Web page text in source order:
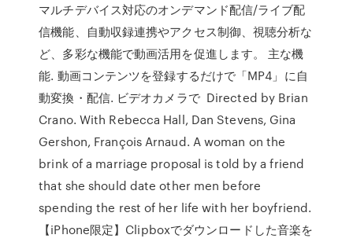
マルチデバイス対応のオンデマンド配信/ライブ配
信機能、自動収録連携やアクセス制御、視聴分析な
ど、多彩な機能で動画活用を促進します。 主な機
能. 動画コンテンツを登録するだけで「MP4」に自
動変換・配信. ビデオカメラで Directed by Brian
Crano. With Rebecca Hall, Dan Stevens, Gina
Gershon, François Arnaud. A woman on the
brink of a marriage proposal is told by a friend
that she should date other men before
spending the rest of her life with her boyfriend.
【iPhone限定】Clipboxでダウンロードした音楽を